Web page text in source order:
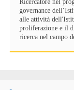
Ricercatore nel
governance
alle attività
proliferazione e il
ricerca nel campo